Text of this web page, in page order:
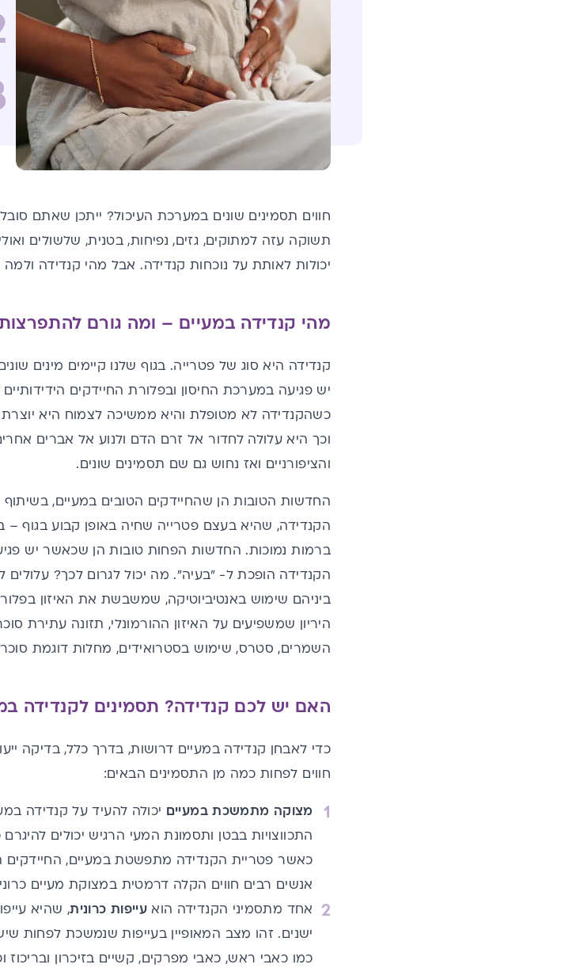
חווים תסמינים שונים במערכת העיכול? ייתכן שאתם
תשוקה עזה למתוקים, גזים, נפיחות, בטנית, שלשולים
יכולות לאותת על נוכחות קנדידה. אבל מהי קנדידה
מהי קנדידה במעיים – ומה גורם
קנדידה היא סוג של פטרייה. בגוף שלנו קיימים מינים
יש פגיעה במערכת החיסון ובפלורת החיידקים
כשהקנדידה לא מטופלת והיא ממשיכה לצמוח היא יוצרת
וכך היא עלולה לחדור אל זרם הדם ולנוע אל אברים
והציפורניים ואז נחוש גם שם תסמינים שונים.
החדשות הטובות הן שהחיידקים הטובים במעיים,
הקנדידה, שהיא בעצם פטרייה שחיה באופן קבוע בגוף
ברמות נמוכות. החדשות הפחות טובות הן שכאשר יש
הקנדידה הופכת ל- "בעיה". מה יכול לגרום לכך? עלולים
ביניהם שימוש באנטיביוטיקה, שמשבשת את האיזון
היריון שמשפיעים על האיזון ההורמונלי, תזונה עתירת
השמרים, סטרס, שימוש בסטרואידים, מחלות דוגמת
האם יש לכם קנדידה? תסמינים לקנדידה
כדי לאבחן קנדידה במעיים דרושות, בדרך כלל, בדיקה
חווים לפחות כמה מן התסמינים הבאים:
מצוקה מתמשכת במעיים יכולה להעיד על קנדידה
התכווצויות בבטן ותסמונת המעי הרגיש יכולים
כאשר פטריית הקנדידה מתפשטת במעיים, החיידקים
אנשים רבים חווים הקלה דרמטית במצוקת מעיים
אחד מתסמיני הקנדידה הואעייפות כרונית, שהיא
ישנים. זהו מצב המאופיין בעייפות שנמשכת לפחות
כמו כאבי ראש, כאבי מפרקים, קשיים בזיכרון ובריכוז